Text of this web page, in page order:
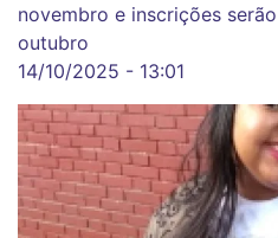
novembro e inscrições
outubro
14/10/2025 - 13:01